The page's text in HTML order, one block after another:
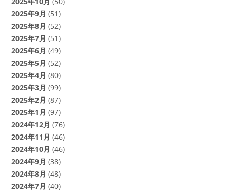
2025年9月 (51)
2025年8月 (52)
2025年7月 (51)
2025年6月 (49)
2025年5月 (52)
2025年4月 (80)
2025年3月 (99)
2025年2月 (87)
2025年1月 (97)
2024年12月 (76)
2024年11月 (46)
2024年10月 (46)
2024年9月 (38)
2024年8月 (48)
2024年7月 (40)